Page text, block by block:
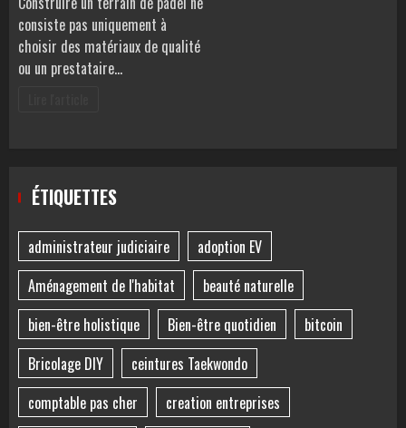
consiste pas uniquement à
choisir des matériaux de qualité
ou un prestataire…
ÉTIQUETTES
administrateur judiciaire
adoption EV
Aménagement de l'habitat
beauté naturelle
bien-être holistique
Bien-être quotidien
bitcoin
Bricolage DIY
ceintures Taekwondo
comptable pas cher
creation entreprises